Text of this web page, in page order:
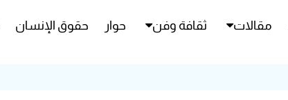
مقالات ثقافة وفن حوار حقوق الإنسان